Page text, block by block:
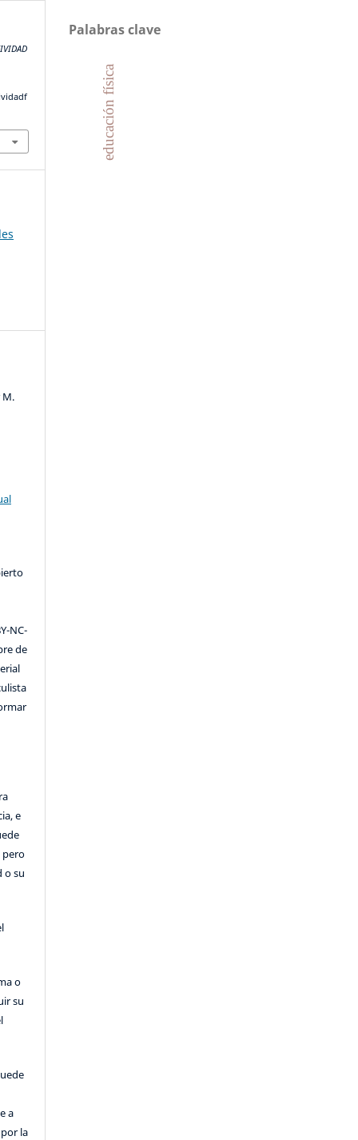
M.
NC-
de
e
pero
o su
o
su
a
la
Palabras clave
educación física